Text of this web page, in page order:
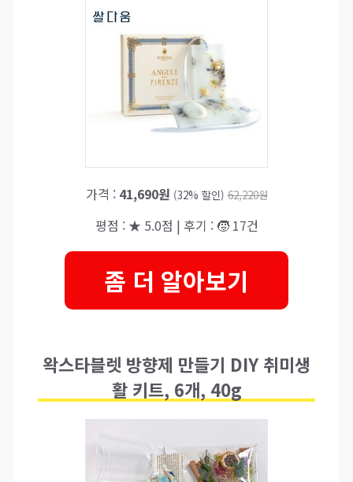
가격 : 41,690원 (32% 할인) 62,220원
평점 : ★ 5.0점 | 후기 : 🧒 17건
좀 더 알아보기
왁스타블렛 방향제 만들기 DIY 취미생
활 키트, 6개, 40g